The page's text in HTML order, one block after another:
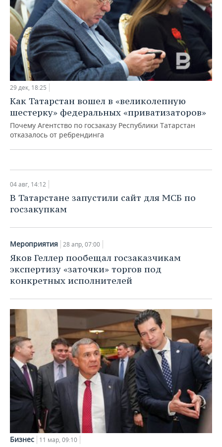
29 дек, 18:25
Как Татарстан вошел в «великолепную
шестерку» федеральных «приватизаторов»
Почему Агентство по госзаказу Республики Татарстан
отказалось от ребрендинга
Мероприятия
Артем Здунов: «Возвратный механизм
господдержки гораздо эффективнее и
понятнее»
04 авг, 14:12
В Татарстане запустили сайт для МСБ по
госзакупкам
Мероприятия 28 апр, 07:00
Яков Геллер пообещал госзаказчикам
экспертизу «заточки» торгов под
конкретных исполнителей
Бизнес 11 мар, 09:10